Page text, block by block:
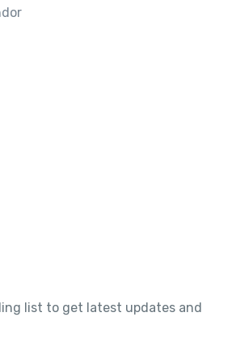
list to get latest updates and